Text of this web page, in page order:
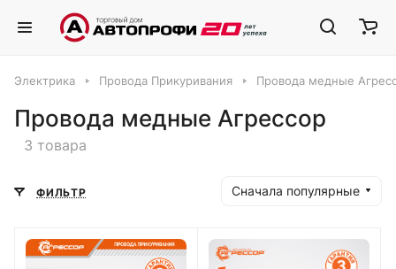
Электрика Провода Прикуривания Провода медные
Провода медные Агрессор
3 товара
ФИЛЬТР Сначала популярные